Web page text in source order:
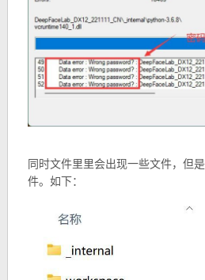
同时文件里里会出现一些文件，但
件。如下：